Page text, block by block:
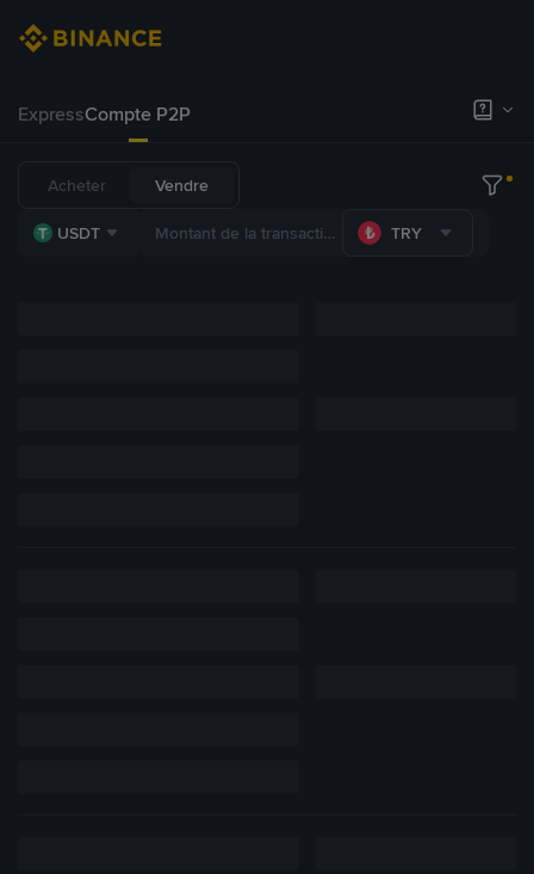
ExpressCompte P2P
Acheter Vendre
USDT TRY